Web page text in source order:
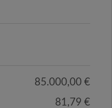
85.000,00 €
81,79 €